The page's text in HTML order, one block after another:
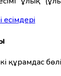
есімдерi
құрамдас